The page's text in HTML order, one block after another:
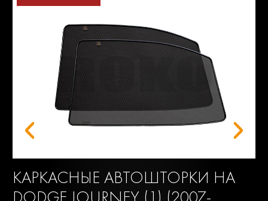
КАРКАСНЫЕ АВТОШТОРКИ НА